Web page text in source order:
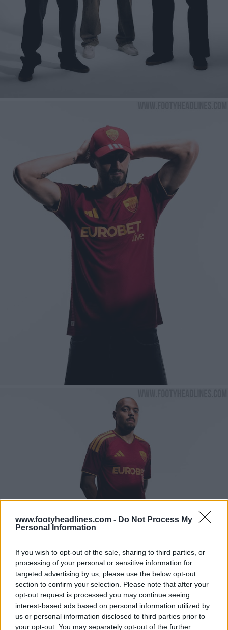
www.footyheadlines.com - Do Not Process My
Personal Information
If you wish to opt-out of the sale, sharing to third parties, or
processing of your personal or sensitive information for
targeted advertising by us, please use the below opt-out
section to confirm your selection. Please note that after your
opt-out request is processed you may continue seeing
interest-based ads based on personal information utilized by
us or personal information disclosed to third parties prior to
your opt-out. You may separately opt-out of the further